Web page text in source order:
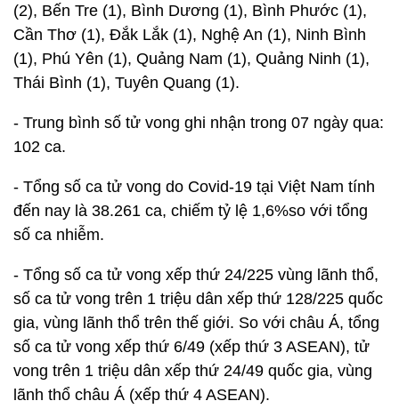
(2), Bến Tre (1), Bình Dương (1), Bình Phước (1),
Cần Thơ (1), Đắk Lắk (1), Nghệ An (1), Ninh Bình
(1), Phú Yên (1), Quảng Nam (1), Quảng Ninh (1),
Thái Bình (1), Tuyên Quang (1).
- Trung bình số tử vong ghi nhận trong 07 ngày qua:
102 ca.
- Tổng số ca tử vong do Covid-19 tại Việt Nam tính
đến nay là 38.261 ca, chiếm tỷ lệ 1,6%so với tổng
số ca nhiễm.
- Tổng số ca tử vong xếp thứ 24/225 vùng lãnh thổ,
số ca tử vong trên 1 triệu dân xếp thứ 128/225 quốc
gia, vùng lãnh thổ trên thế giới. So với châu Á, tổng
số ca tử vong xếp thứ 6/49 (xếp thứ 3 ASEAN), tử
vong trên 1 triệu dân xếp thứ 24/49 quốc gia, vùng
lãnh thổ châu Á (xếp thứ 4 ASEAN).